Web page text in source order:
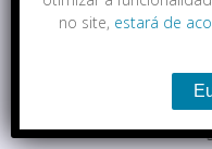
Ator João Signorelli
no site, estará de